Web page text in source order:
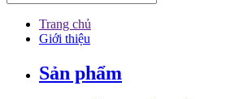
Trang chủ
Giới thiệu
Sản phẩm